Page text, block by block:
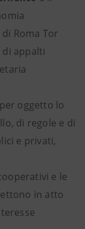
Roma Tor
appalti
oggetto lo
di regole e di
e privati,
e le
in atto